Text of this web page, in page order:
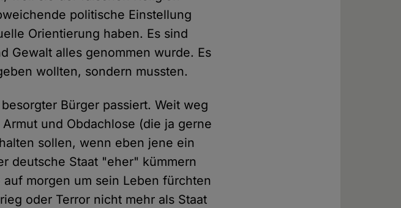
politische Einstellung
Orientierung haben. Es sind
Gewalt alles genommen wurde. Es
wollten, sondern mussten.
Bürger passiert. Weit weg
und Obdachlose (die ja gerne
sollen, wenn eben jene ein
deutsche Staat "eher" kümmern
morgen um sein Leben fürchten
oder Terror nicht mehr als Staat